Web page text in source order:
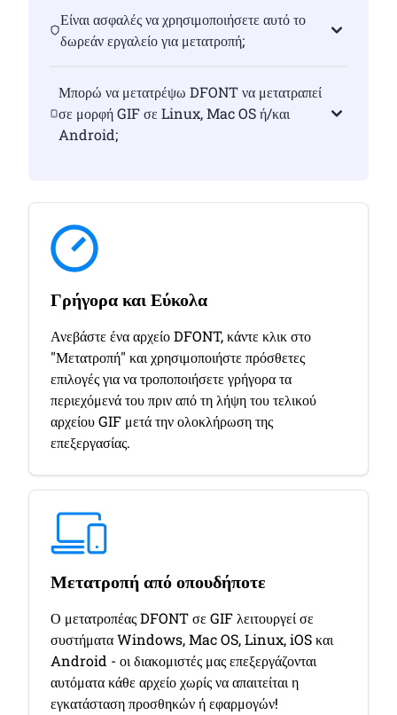
Είναι ασφαλές να χρησιμοποιήσετε αυτό το
δωρεάν εργαλείο για μετατροπή;
Μπορώ να μετατρέψω DFONT να μετατραπεί
σε μορφή GIF σε Linux, Mac OS ή/και
Android;
Γρήγορα και Εύκολα
Ανεβάστε ένα αρχείο DFONT, κάντε κλικ στο
"Μετατροπή" και χρησιμοποιήστε πρόσθετες
επιλογές για να τροποποιήσετε γρήγορα τα
περιεχόμενά του πριν από τη λήψη του τελικού
αρχείου GIF μετά την ολοκλήρωση της
επεξεργασίας.
Μετατροπή από οπουδήποτε
Ο μετατροπέας DFONT σε GIF λειτουργεί σε
συστήματα Windows, Mac OS, Linux, iOS και
Android - οι διακομιστές μας επεξεργάζονται
αυτόματα κάθε αρχείο χωρίς να απαιτείται η
εγκατάσταση προσθηκών ή εφαρμογών!